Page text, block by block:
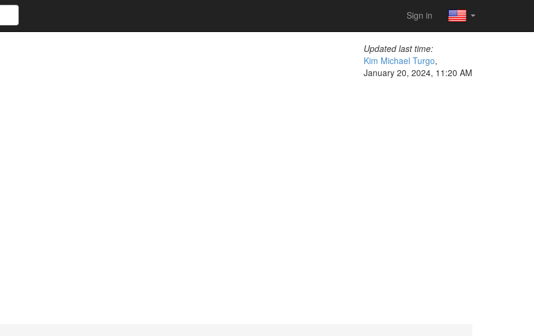
Sign in
Updated last time:
Kim Michael Turgo,
January 20, 2024, 11:20 AM